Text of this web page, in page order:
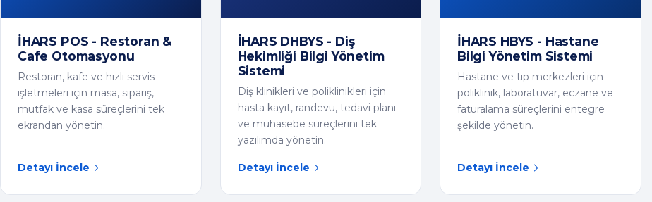
İHARS POS - Restoran &
Cafe Otomasyonu
Restoran, kafe ve hızlı servis
işletmeleri için masa, sipariş,
mutfak ve kasa süreçlerini tek
ekrandan yönetin.
Detayı İncele
İHARS DHBYS - Diş
Hekimliği Bilgi Yönetim
Sistemi
Diş klinikleri ve poliklinikleri için
hasta kayıt, randevu, tedavi planı
ve muhasebe süreçlerini tek
yazılımda yönetin.
Detayı İncele
İHARS HBYS - Hastane
Bilgi Yönetim Sistemi
Hastane ve tıp merkezleri için
poliklinik, laboratuvar, eczane ve
faturalama süreçlerini entegre
şekilde yönetin.
Detayı İncele